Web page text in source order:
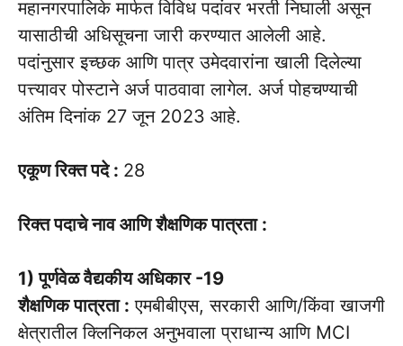
महानगरपालिके मार्फत विविध पदांवर भरती निघाली असून
यासाठीची अधिसूचना जारी करण्यात आलेली आहे.
पदांनुसार इच्छक आणि पात्र उमेदवारांना खाली दिलेल्या
पत्त्यावर पोस्टाने अर्ज पाठवावा लागेल. अर्ज पोहचण्याची
अंतिम दिनांक 27 जून 2023 आहे.
एकूण रिक्त पदे : 28
रिक्त पदाचे नाव आणि शैक्षणिक पात्रता :
1) पूर्णवेळ वैद्यकीय अधिकार -19
शैक्षणिक पात्रता : एमबीबीएस, सरकारी आणि/किंवा खाजगी
क्षेत्रातील क्लिनिकल अनुभवाला प्राधान्य आणि MCI